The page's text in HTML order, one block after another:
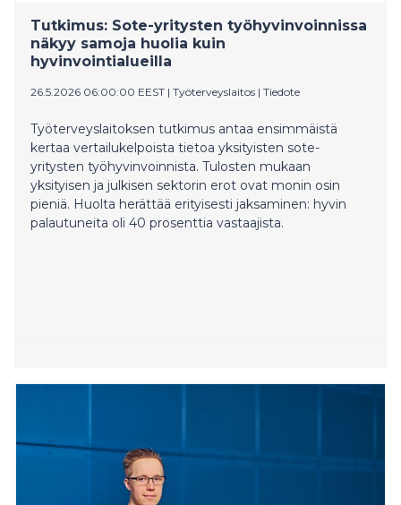
Tutkimus: Sote-yritysten työhyvinvoinnissa
näkyy samoja huolia kuin
hyvinvointialueilla
26.5.2026 06:00:00 EEST | Työterveyslaitos | Tiedote
Työterveyslaitoksen tutkimus antaa ensimmäistä
kertaa vertailukelpoista tietoa yksityisten sote-
yritysten työhyvinvoinnista. Tulosten mukaan
yksityisen ja julkisen sektorin erot ovat monin osin
pieniä. Huolta herättää erityisesti jaksaminen: hyvin
palautuneita oli 40 prosenttia vastaajista.